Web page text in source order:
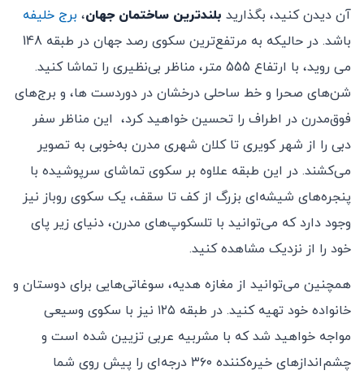
آن دیدن کنید، بگذارید بلندترین ساختمان جهان، برج خلیفه
باشد. در حالیکه به مرتفع‌ترین سکوی رصد جهان در طبقه 148
می روید، با ارتفاع 555 متر، مناظر بی‌نظیری را تماشا کنید.
شن‌های صحرا و خط ساحلی درخشان در دوردست ها، و برج‌های
فوق‌مدرن در اطراف را تحسین خواهید کرد، این مناظر سفر
دبی را از شهر کویری تا کلان شهری مدرن به‌خوبی به تصویر
می‌کشند. در این طبقه علاوه بر سکوی تماشای سرپوشیده با
پنجره‌های شیشه‌ای بزرگ از کف تا سقف، یک سکوی روباز نیز
وجود دارد که می‌توانید با تلسکوپ‌های مدرن، دنیای زیر پای
خود را از نزدیک مشاهده کنید.
همچنین می‌توانید از مغازه هدیه، سوغاتی‌هایی برای دوستان و
خانواده خود تهیه کنید. در طبقه ۱۲۵ نیز با سکوی وسیعی
مواجه خواهید شد که با مشربیه عربی تزیین شده است و
چشم‌اندازهای خیره‌کننده ۳۶۰ درجه‌ای را پیش روی شما